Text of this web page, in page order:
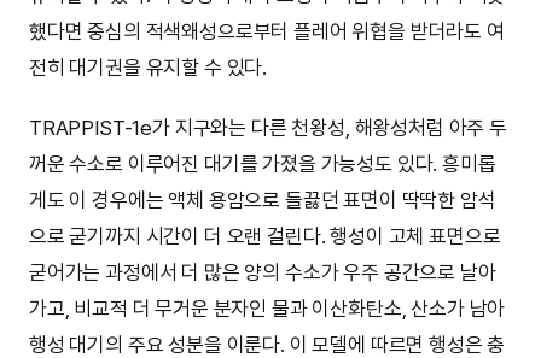
했다면 중심의 적색왜성으로부터 플레어 위협을 받더라도 여
전히 대기권을 유지할 수 있다.
TRAPPIST-1e가 지구와는 다른 천왕성, 해왕성처럼 아주 두
꺼운 수소로 이루어진 대기를 가졌을 가능성도 있다. 흥미롭
게도 이 경우에는 액체 용암으로 들끓던 표면이 딱딱한 암석
으로 굳기까지 시간이 더 오랜 걸린다. 행성이 고체 표면으로
굳어가는 과정에서 더 많은 양의 수소가 우주 공간으로 날아
가고, 비교적 더 무거운 분자인 물과 이산화탄소, 산소가 남아
행성 대기의 주요 성분을 이룬다. 이 모델에 따르면 행성은 충